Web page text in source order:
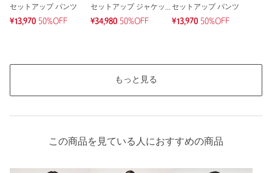
セットアップ パンツ
¥13,970 50%OFF
セットアップ ジャケット
¥34,980 50%OFF
セットアップ パンツ
¥13,970 50%OFF
もっと見る
この商品を見ている人におすすめの商品